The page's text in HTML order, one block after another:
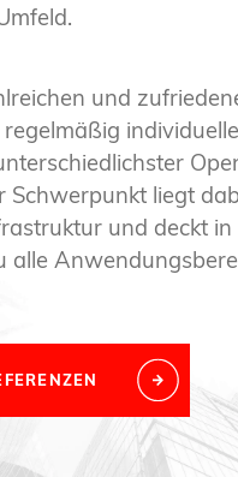
und
Schwerpunkt liegt
und deckt in
alle